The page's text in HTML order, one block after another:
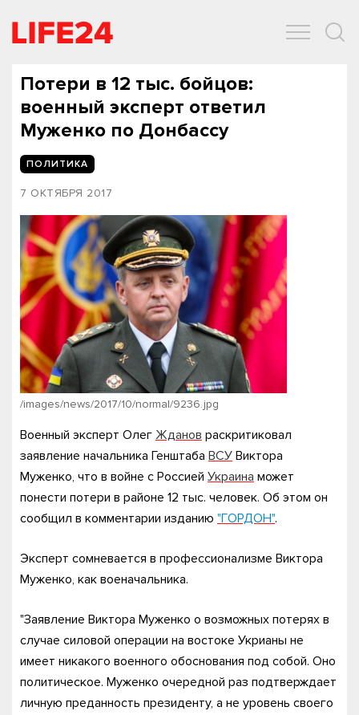
Потери в 12 тыс. бойцов:
военный эксперт ответил
Муженко по Донбассу‍
ПОЛИТИКА
7 ОКТЯБРЯ 2017
/images/news/2017/10/normal/9236.jpg
Военный эксперт Олег Жданов раскритиковал
заявление начальника Генштаба ВСУ Виктора
Муженко, что в войне с Россией Украина может
понести потери в районе 12 тыс. человек. Об этом он
сообщил в комментарии изданию "ГОРДОН".
Эксперт сомневается в профессионализме Виктора
Муженко, как военачальника.
"Заявление Виктора Муженко о возможных потерях в
случае силовой операции на востоке Укрианы не
имеет никакого военного обоснования под собой. Оно
политическое. Муженко очередной раз подтверждает
личную преданность президенту, а не уровень своего